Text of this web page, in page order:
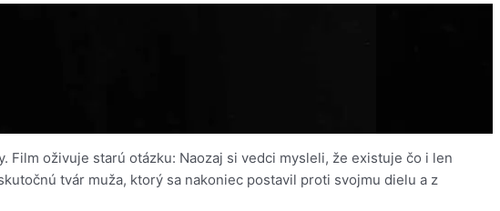
Film oživuje starú otázku: Naozaj si vedci mysleli, že existuje čo i len
tvár muža, ktorý sa nakoniec postavil proti svojmu dielu a z